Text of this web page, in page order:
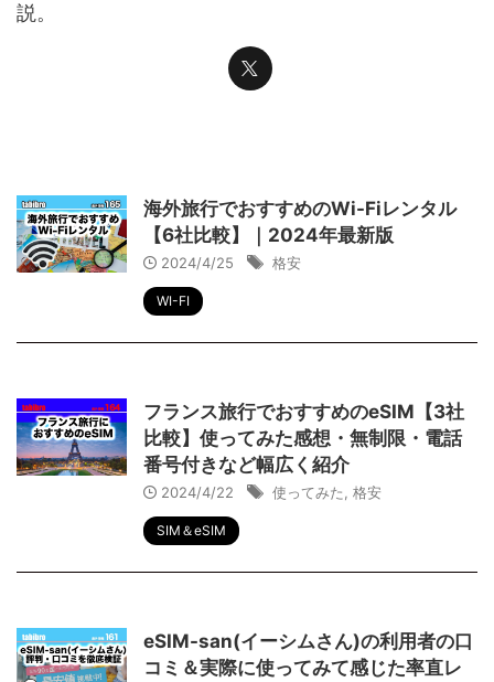
説。
海外旅行でおすすめのWi-Fiレンタル
【6社比較】｜2024年最新版
2024/4/25 格安
WI-FI
フランス旅行でおすすめのeSIM【3社
比較】使ってみた感想・無制限・電話
番号付きなど幅広く紹介
2024/4/22 使ってみた 格安
SIM＆eSIM
eSIM-san(イーシムさん)の利用者の口
コミ＆実際に使ってみて感じた率直レ